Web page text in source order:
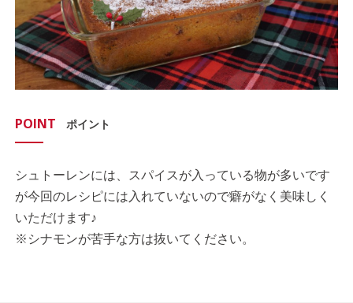
POINT ポイント
シュトーレンには、スパイスが入っている物が多いです
が今回のレシピには入れていないので癖がなく美味しく
いただけます♪
※シナモンが苦手な方は抜いてください。